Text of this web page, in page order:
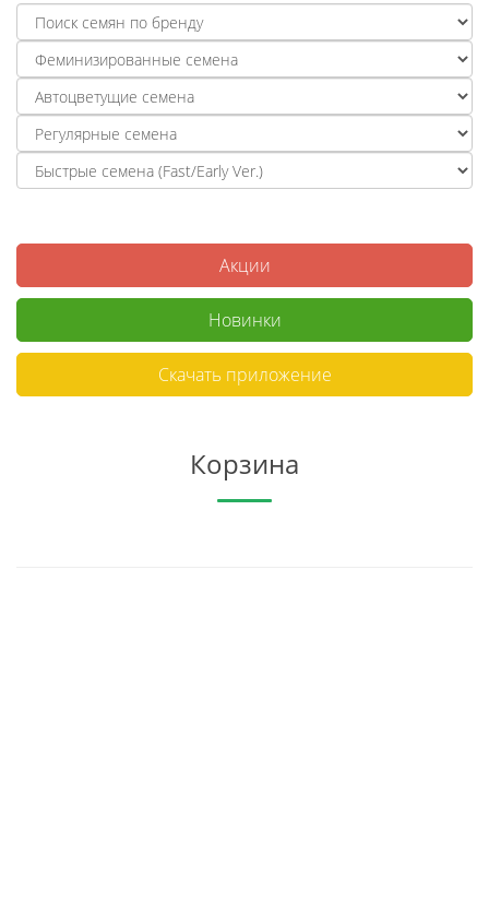
Акции
Новинки
Скачать приложение
Корзина